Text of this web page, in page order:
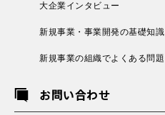
大企業インタビュー
新規事業・事業開発の基礎知識
新規事業の組織でよくある問題
お問い合わせ